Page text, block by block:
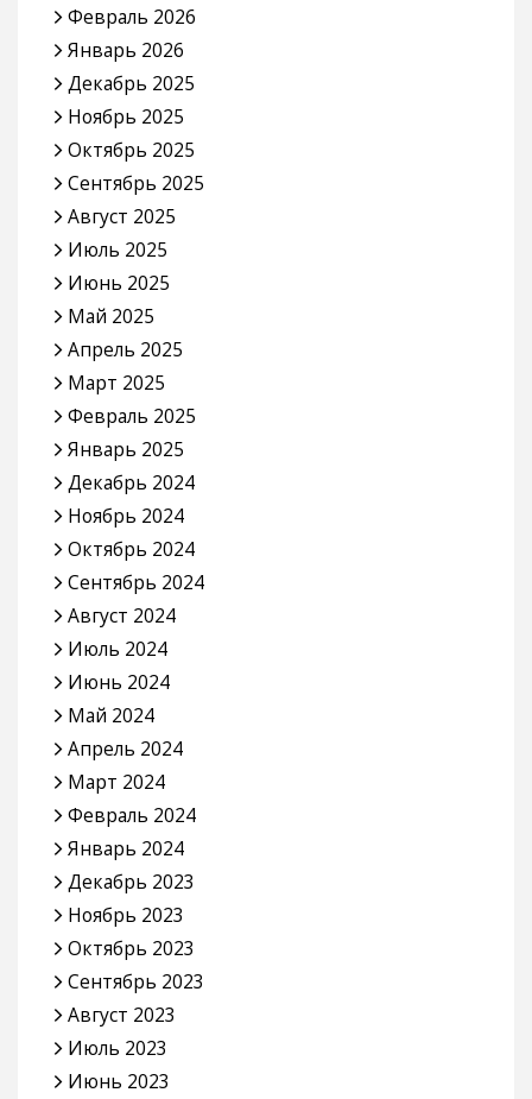
Февраль 2026
Январь 2026
Декабрь 2025
Ноябрь 2025
Октябрь 2025
Сентябрь 2025
Август 2025
Июль 2025
Июнь 2025
Май 2025
Апрель 2025
Март 2025
Февраль 2025
Январь 2025
Декабрь 2024
Ноябрь 2024
Октябрь 2024
Сентябрь 2024
Август 2024
Июль 2024
Июнь 2024
Май 2024
Апрель 2024
Март 2024
Февраль 2024
Январь 2024
Декабрь 2023
Ноябрь 2023
Октябрь 2023
Сентябрь 2023
Август 2023
Июль 2023
Июнь 2023